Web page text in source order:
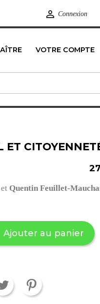
 Connexion
VOTRE COMPTE
ET
Quentin Feuillet-
Ajouter au panier